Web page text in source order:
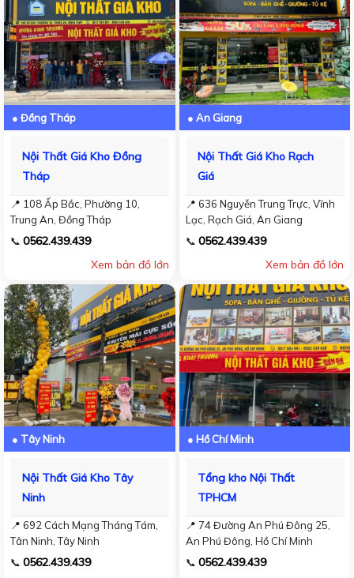
● Đồng Tháp
Nội Thất Giá Kho Đồng
Tháp
📍 108 Ấp Bắc, Phường 10,
Trung An, Đồng Tháp
📞 0562.439.439
Xem bản đồ lớn
● An Giang
Nội Thất Giá Kho Rạch
Giá
📍 636 Nguyễn Trung Trực, Vĩnh
Lạc, Rạch Giá, An Giang
📞 0562.439.439
Xem bản đồ lớn
● Tây Ninh
Nội Thất Giá Kho Tây
Ninh
📍 692 Cách Mạng Tháng Tám,
Tân Ninh, Tây Ninh
📞 0562.439.439
● Hồ Chí Minh
Tổng kho Nội Thất
TPHCM
📍 74 Đường An Phú Đông 25,
An Phú Đông, Hồ Chí Minh
📞 0562.439.439